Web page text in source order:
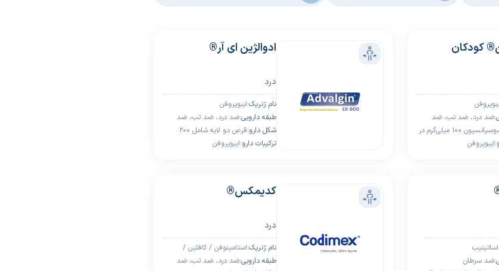
کودکان
ضد درد، ضد تب، ضد
التهاب
سوسپانسیون 100 میلی‌گرم در
ایبوپروفن
ادوالژین ای آر®
درد
ﻧﺎم ژﻧﺮﯾﮏ:ایبوپروفن
ﻃﺒﻘﻪ داروﯾﯽ:ضد درد، ضد تب، ضد
التهاب
ﺷﮑﻞ دارو:
قرص دو لایه شامل ۲۰۰
میلی‌گرم ایبوپروفن آنی رهشﺗﺮﮐﯿﺒﺎت دارو:ایبوپروفن
ضد سرطان
کدیمکس®
درد
ﻧﺎم ژﻧﺮﯾﮏ:استامینوفن / کافئین /
ایبوپروفنﻃﺒﻘﻪ داروﯾﯽ:ضد درد، ضد تب، ضد